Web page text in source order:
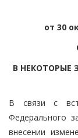
от 30
В НЕКОТОРЫЕ
В связи с
Федерального
внесении